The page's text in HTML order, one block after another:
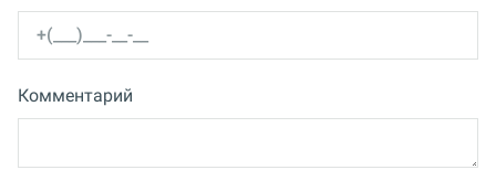
Комментарий